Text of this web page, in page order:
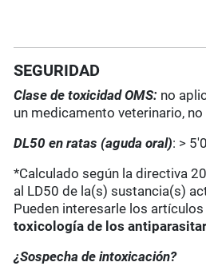
SEGURIDAD
Clase de toxicidad OMS: no
un medicamento veterinario,
DL50 en ratas (aguda oral): >
*Calculado según la directiva
al LD50 de la(s) sustancia(s)
Pueden interesarle los
toxicología de los
¿Sospecha de intoxicación?